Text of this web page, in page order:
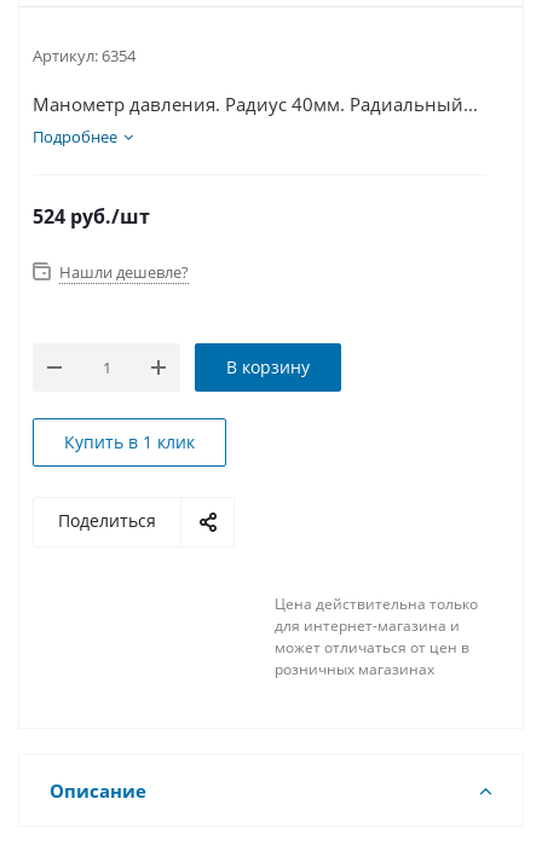
Артикул:6354
Манометр давления. Радиус 40мм. Радиальный...
Подробнее
524 руб./шт
Нашли дешевле?
В корзину
Купить в 1 клик
Поделиться
Цена действительна только
для интернет-магазина и
может отличаться от цен в
розничных магазинах
Описание